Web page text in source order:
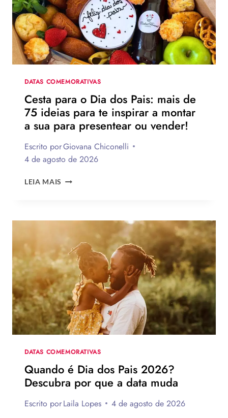
VEJA
130
FRASES
EMOCIONANTES
PARA
HOMENAGEAR
DATA
DATAS COMEMORATIVAS
Cesta para o Dia dos Pais: mais de
75 ideias para te inspirar a montar
a sua para presentear ou vender!
Escrito porGiovana Chiconelli
4 de agosto de 2026
LEIA MAIS CESTA
DOS
MAIS
DE
75
IDEIAS
PARA
TE
INSPIRAR
A
MONTAR
SUA
PRESENTEAR
OU
DATAS COMEMORATIVAS
Quando é Dia dos Pais 2026?
Descubra por que a data muda
Escrito porLaila Lopes 4 de agosto de 2026